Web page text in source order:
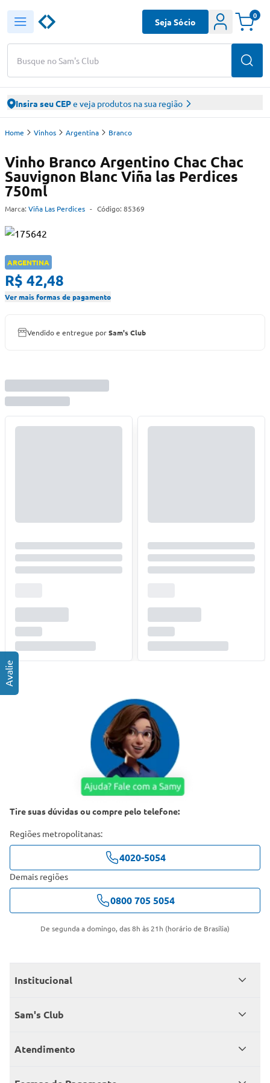
Busque no Sam's Club
Seja Sócio
0
Insira seu CEPe veja produtos na sua região
Home Vinhos Argentina Branco
Vinho Branco Argentino Chac Chac
Sauvignon Blanc Viña las Perdices
750ml
Marca: Viña Las Perdices - Código: 85369
ARGENTINA
R$ 42,48
Ver mais formas de pagamento
Vendido e entregue porSam's Club
Tire suas dúvidas ou compre pelo telefone:
Regiões metropolitanas:
4020-5054
Demais regiões
0800 705 5054
De segunda a domingo, das 8h às 21h (horário de Brasília)
Institucional
Quem somos
Sam's Club
Seja sócio
Atendimento
Fale conosco